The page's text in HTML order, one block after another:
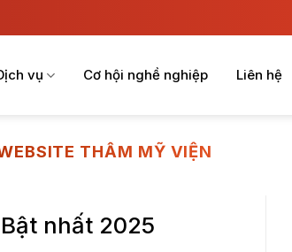
vụ Cơ hội nghề nghiệp Liên hệ
THẨM MỸ VIỆN
nhất 2025